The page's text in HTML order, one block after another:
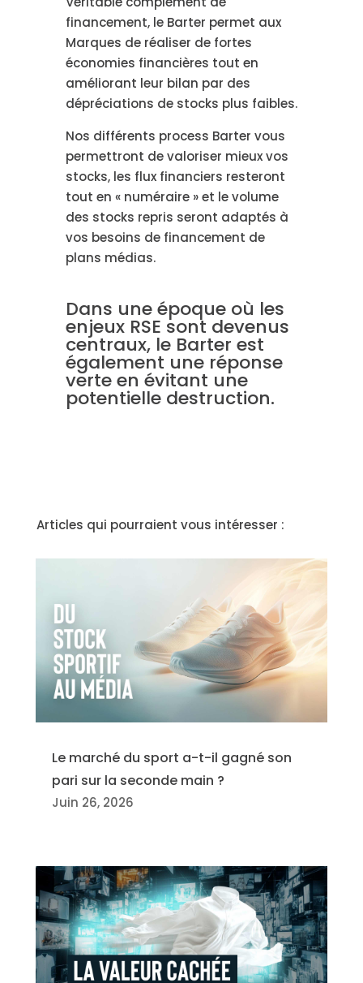
financement, le Barter permet aux
Marques de réaliser de fortes
économies financières tout en
améliorant leur bilan par des
dépréciations de stocks plus faibles.
Nos différents process Barter vous
permettront de valoriser mieux vos
stocks, les flux financiers resteront
tout en « numéraire » et le volume
des stocks repris seront adaptés à
vos besoins de financement de
plans médias.
Dans une époque où les
enjeux RSE sont devenus
centraux, le Barter est
également une réponse
verte en évitant une
potentielle destruction.
Articles qui pourraient vous intéresser :
Le marché du sport a-t-il gagné son
pari sur la seconde main ?
Juin 26, 2026